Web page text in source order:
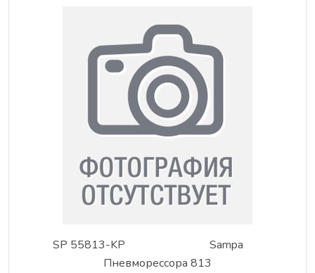
SP 55813-KP
Sampa
Пневморессора 813